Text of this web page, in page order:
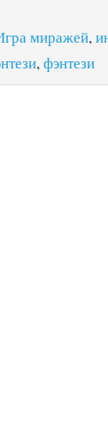
миражей,
,фэнтези